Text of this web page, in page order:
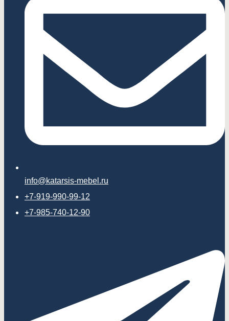
info@katarsis-mebel.ru
+7-919-990-99-12
+7-985-740-12-90